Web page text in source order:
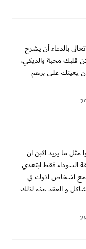
بالدعاء أن يشرح
قلبك محبة والديكي،
يعينك على برهم
مثل ما يريد الابن ان
السوداء فقط ابتعدي
اشخاص اذوك في
و العقد هذه لذلك